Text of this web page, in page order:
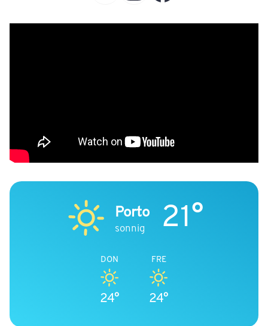
Porto
sonnig 21°
DON
24°
FRE
24°